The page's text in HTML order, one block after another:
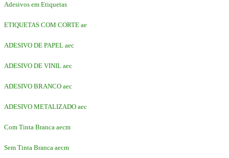
Adesivos em Etiquetas
ETIQUETAS COM CORTE ae
ADESIVO DE PAPEL aec
ADESIVO DE VINIL aec
ADESIVO BRANCO aec
ADESIVO METALIZADO aec
Com Tinta Branca aecm
Sem Tinta Branca aecm